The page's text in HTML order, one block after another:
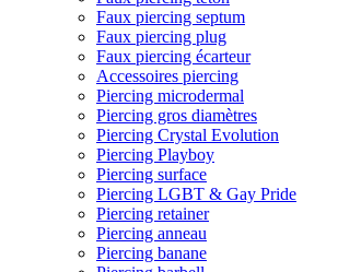
Faux piercing septum
Faux piercing plug
Faux piercing écarteur
Accessoires piercing
Piercing microdermal
Piercing gros diamètres
Piercing Crystal Evolution
Piercing Playboy
Piercing surface
Piercing LGBT & Gay Pride
Piercing retainer
Piercing anneau
Piercing banane